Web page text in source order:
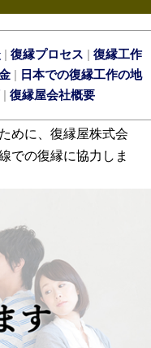
| 復縁プロセス | 復縁工作
| 日本での復縁工作の地
| 復縁屋会社概要
めに、復縁屋株式会
での復縁に協力しま